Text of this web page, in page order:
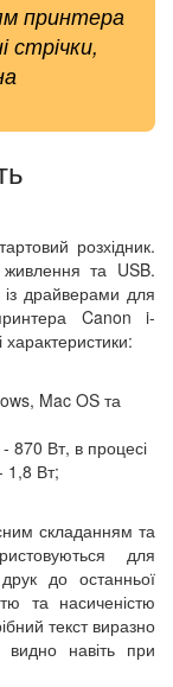
принтера
стрічки,
розхідник.
та USB.
із драйверами для
Canon i-
Mac OS та
870 Вт, в процесі
1,8 Вт;
складанням та
для
до останньої
та насиченістю
текст виразно
видно навіть при